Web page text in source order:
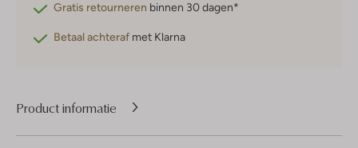
Gratis retourneren binnen 30 dagen*
Betaal achteraf met Klarna
Product informatie